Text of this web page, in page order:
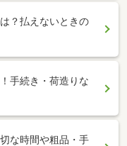
？払えないときの
手続き・荷造りな
な時間や粗品・手